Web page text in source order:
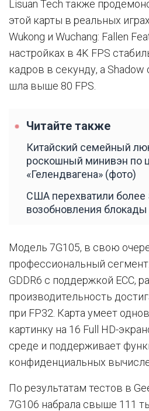
Lisuan Tech также
этой карты в реальных
Wukong и Wuchang: Fallen
настройках в 4K FPS
кадров в секунду, а Shadow
шла выше 80 FPS.
Читайте также
Китайский семейный
роскошный минивэн по
«Гелендвагена» (фото)
США перехватили более
возобновления
Модель 7G105, в свою
профессиональный
GDDR6 с поддержкой ECC,
производительность
при FP32. Карта умеет
картинку на 16 Full HD-
среде и поддерживает
конфиденциальных
По результатам тестов в
7G106 набрала свыше 111